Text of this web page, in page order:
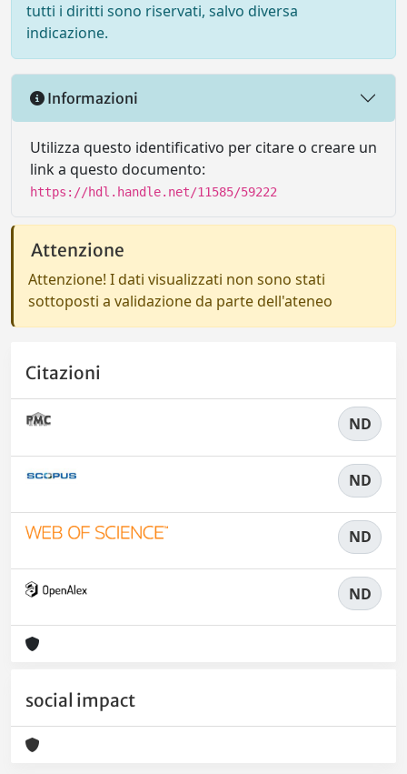
tutti i diritti sono riservati, salvo diversa
indicazione.
Informazioni
Utilizza questo identificativo per citare o creare un
link a questo documento:
https://hdl.handle.net/11585/59222
Attenzione
Attenzione! I dati visualizzati non sono stati
sottoposti a validazione da parte dell'ateneo
Citazioni
ND
ND
ND
ND
social impact